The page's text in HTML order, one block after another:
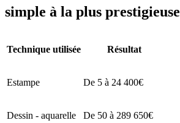
simple à la plus prestigieuse
Technique utilisée Résultat
Estampe De 5 à 24 400€
Dessin - aquarelle De 50 à 289 650€